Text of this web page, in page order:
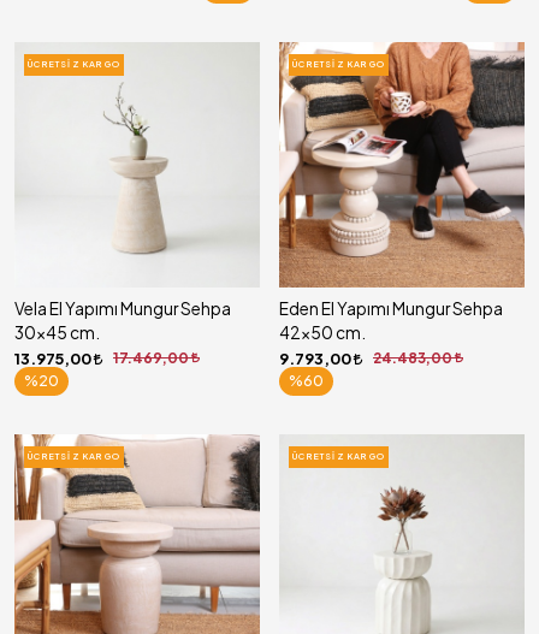
ÜCRETSIZ KARGO
Vela El Yapımı Mungur Sehpa
30x45 cm.
13.975,00
17.469,00
%20
ÜCRETSIZ KARGO
Eden El Yapımı Mungur Sehpa
42x50 cm.
9.793,00
24.483,00
%60
ÜCRETSIZ KARGO ÜCRETSIZ KARGO